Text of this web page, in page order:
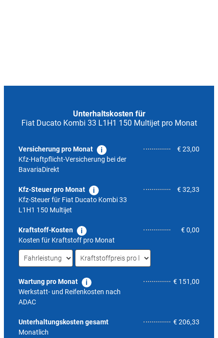
Unterhaltskosten für
Fiat Ducato Kombi 33 L1H1 150 Multijet pro Monat
Versicherung pro Monat
Kfz-Haftpflicht-Versicherung bei der
BavariaDirekt
€ 23,00
Kfz-Steuer pro Monat
Kfz-Steuer für Fiat Ducato Kombi 33
L1H1 150 Multijet
€ 32,33
Kraftstoff-Kosten
Kosten für Kraftstoff pro Monat
€ 0,00
Wartung pro Monat
Werkstatt- und Reifenkosten nach
ADAC
€ 151,00
Unterhaltungskosten gesamt
Monatlich
€ 206,33